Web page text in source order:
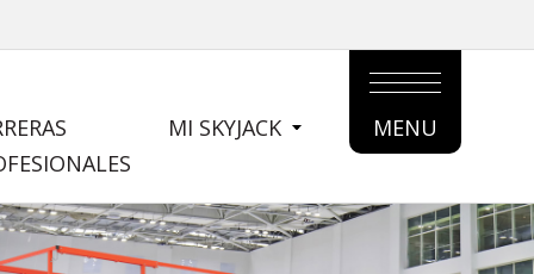
MI SKYJACK
MAIN
MENU
MENU